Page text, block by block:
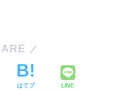
はてブ LINE